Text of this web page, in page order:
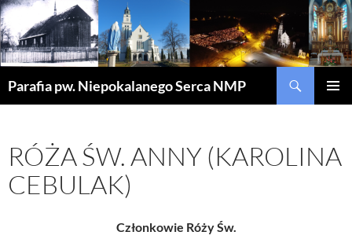
Parafia pw. Niepokalanego Serca NMP
RÓŻA ŚW. ANNY (KAROLINA
CEBULAK)
Członkowie Róży Św.